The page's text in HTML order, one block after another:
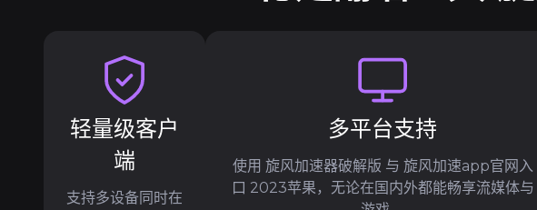
轻量级客户
端
支持多设备同时在
多平台支持
使用 旋风加速器破解版 与 旋风加速app官网入
口 2023苹果，无论在国内外都能畅享流媒体与